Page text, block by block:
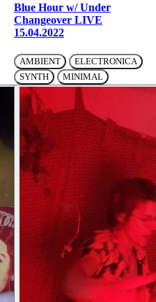
Blue Hour w/ Under
Changeover LIVE
15.04.2022
AMBIENT
ELECTRONICA
SYNTH
MINIMAL